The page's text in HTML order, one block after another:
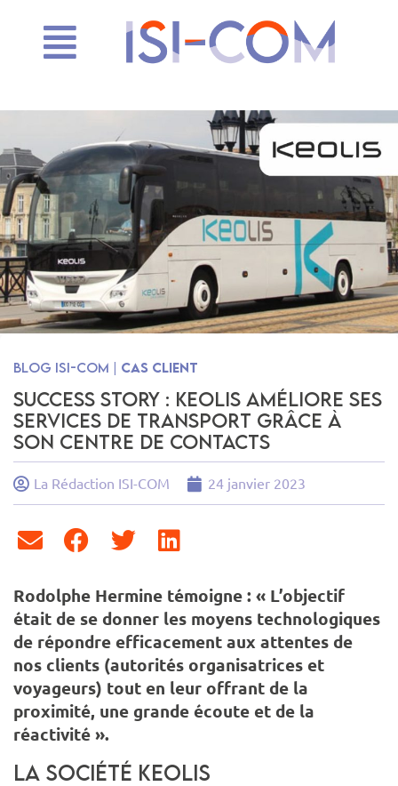
Blog ISI-Com | Cas client
Success story : Keolis améliore ses
services de transport grâce à
son centre de contacts
La Rédaction ISI-COM 24 janvier 2023
Rodolphe Hermine témoigne : « L’objectif
était de se donner les moyens technologiques
de répondre efficacement aux attentes de
nos clients (autorités organisatrices et
voyageurs) tout en leur offrant de la
proximité, une grande écoute et de la
réactivité ».
La société Keolis